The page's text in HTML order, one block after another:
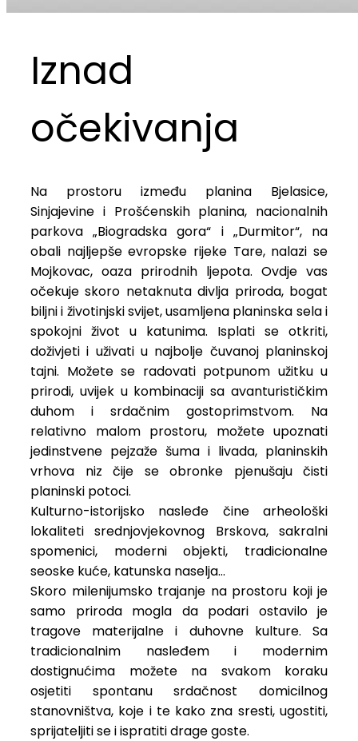
Iznad
očekivanja
Na prostoru između planina Bjelasice,
Sinjajevine i Prošćenskih planina, nacionalnih
parkova „Biogradska gora“ i „Durmitor“, na
obali najljepše evropske rijeke Tare, nalazi se
Mojkovac, oaza prirodnih ljepota. Ovdje vas
očekuje skoro netaknuta divlja priroda, bogat
biljni i životinjski svijet, usamljena planinska sela i
spokojni život u katunima. Isplati se otkriti,
doživjeti i uživati u najbolje čuvanoj planinskoj
tajni. Možete se radovati potpunom užitku u
prirodi, uvijek u kombinaciji sa avanturističkim
duhom i srdačnim gostoprimstvom. Na
relativno malom prostoru, možete upoznati
jedinstvene pejzaže šuma i livada, planinskih
vrhova niz čije se obronke pjenušaju čisti
planinski potoci.
Kulturno-istorijsko nasleđe čine arheološki
lokaliteti srednjovjekovnog Brskova, sakralni
spomenici, moderni objekti, tradicionalne
seoske kuće, katunska naselja...
Skoro milenijumsko trajanje na prostoru koji je
samo priroda mogla da podari ostavilo je
tragove materijalne i duhovne kulture. Sa
tradicionalnim nasleđem i modernim
dostignućima možete na svakom koraku
osjetiti spontanu srdačnost domicilnog
stanovništva, koje i te kako zna sresti, ugostiti,
sprijateljiti se i ispratiti drage goste.